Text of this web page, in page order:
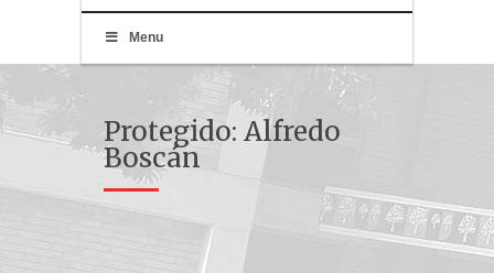
Menu
Protegido: Alfredo
Boscán